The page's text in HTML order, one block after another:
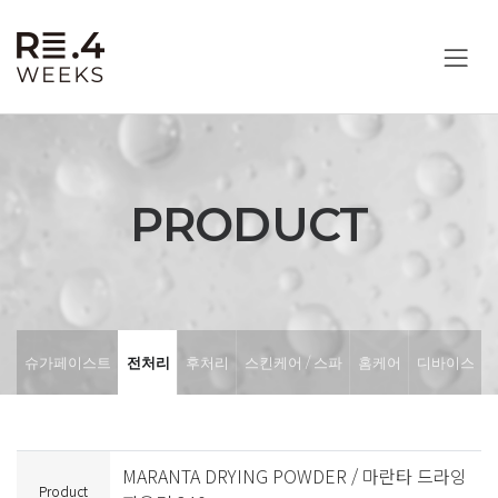
PRODUCT
슈가페이스트 전처리 후처리 스킨케어 / 스파 홈케어 디바이스
Product
MARANTA DRYING POWDER / 마란타 드라잉